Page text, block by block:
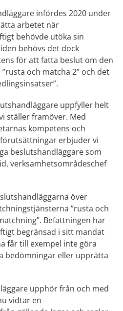
infördes 2020 under
arbetet när
behövde utöka sin
behövs det dock
för att fatta beslut om den
och matcha 2” och det
uppfyller helt
ställer framöver. Med
kompetens och
erbjuder vi
beslutshandläggare som
verksamhetsområdeschef
över
”rusta och
Befattningen har
begränsad i sitt mandat
får till exempel inte göra
bedömningar eller upprätta
upphör från och med
vidtar en